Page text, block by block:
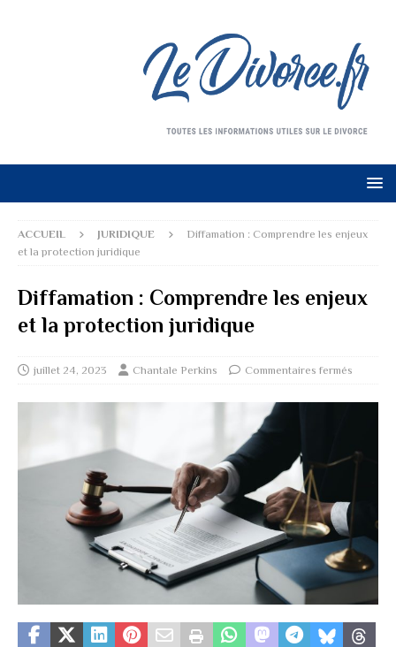
ACCUEIL JURIDIQUE
Diffamation : Comprendre les enjeux
et la protection juridique
Diffamation : Comprendre les enjeux
et la protection juridique
juillet 24, 2023 Chantale Perkins Commentaires fermés